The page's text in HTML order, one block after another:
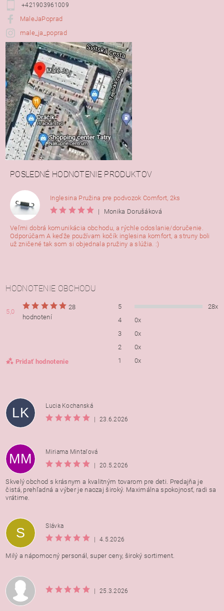
+421903961009
MaleJaPoprad
male_ja_poprad
POSLEDNÉ HODNOTENIE PRODUKTOV
Inglesina Pružina pre podvozok Comfort, 2ks
|
Monika Dorušáková
Veľmi dobrá komunikácia obchodu, a rýchle odoslanie/doručenie.
Odporúčam A keďže používam kočík inglesina komfort, a struny boli
už zničené tak som si objednala pružiny a slúžia. :)
HODNOTENIE OBCHODU
5,0
28
hodnotení
Pridať hodnotenie
5
28x
4
0x
3
0x
2
0x
1
0x
Vložením hodnotenie súhlasíte s
osobných údajov
LK
Lucia Kochanská
|
23.6.2026
MM
Miriama Mintaľová
|
20.5.2026
Skvelý obchod s krásnym a kvalitným tovarom pre deti. Predajňa je
čistá, prehľadná a výber je naozaj široký. Maximálna spokojnosť, radi sa
vrátime.
S
Slávka
|
4.5.2026
Milý a nápomocný personál, super ceny, široký sortiment.
| 25.3.2026